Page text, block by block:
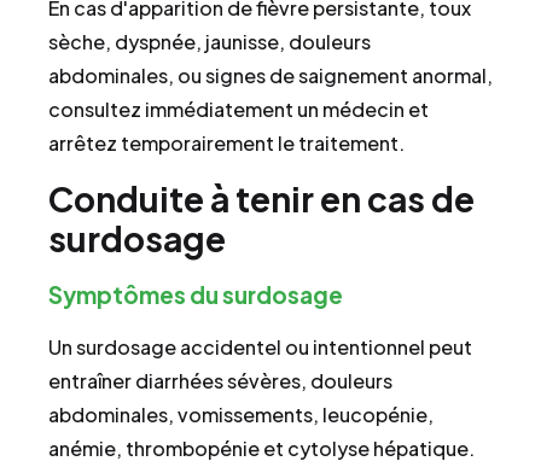
En cas d'apparition de fièvre persistante, toux
sèche, dyspnée, jaunisse, douleurs
abdominales, ou signes de saignement anormal,
consultez immédiatement un médecin et
arrêtez temporairement le traitement.
Conduite à tenir en cas de
surdosage
Symptômes du surdosage
Un surdosage accidentel ou intentionnel peut
entraîner diarrhées sévères, douleurs
abdominales, vomissements, leucopénie,
anémie, thrombopénie et cytolyse hépatique.